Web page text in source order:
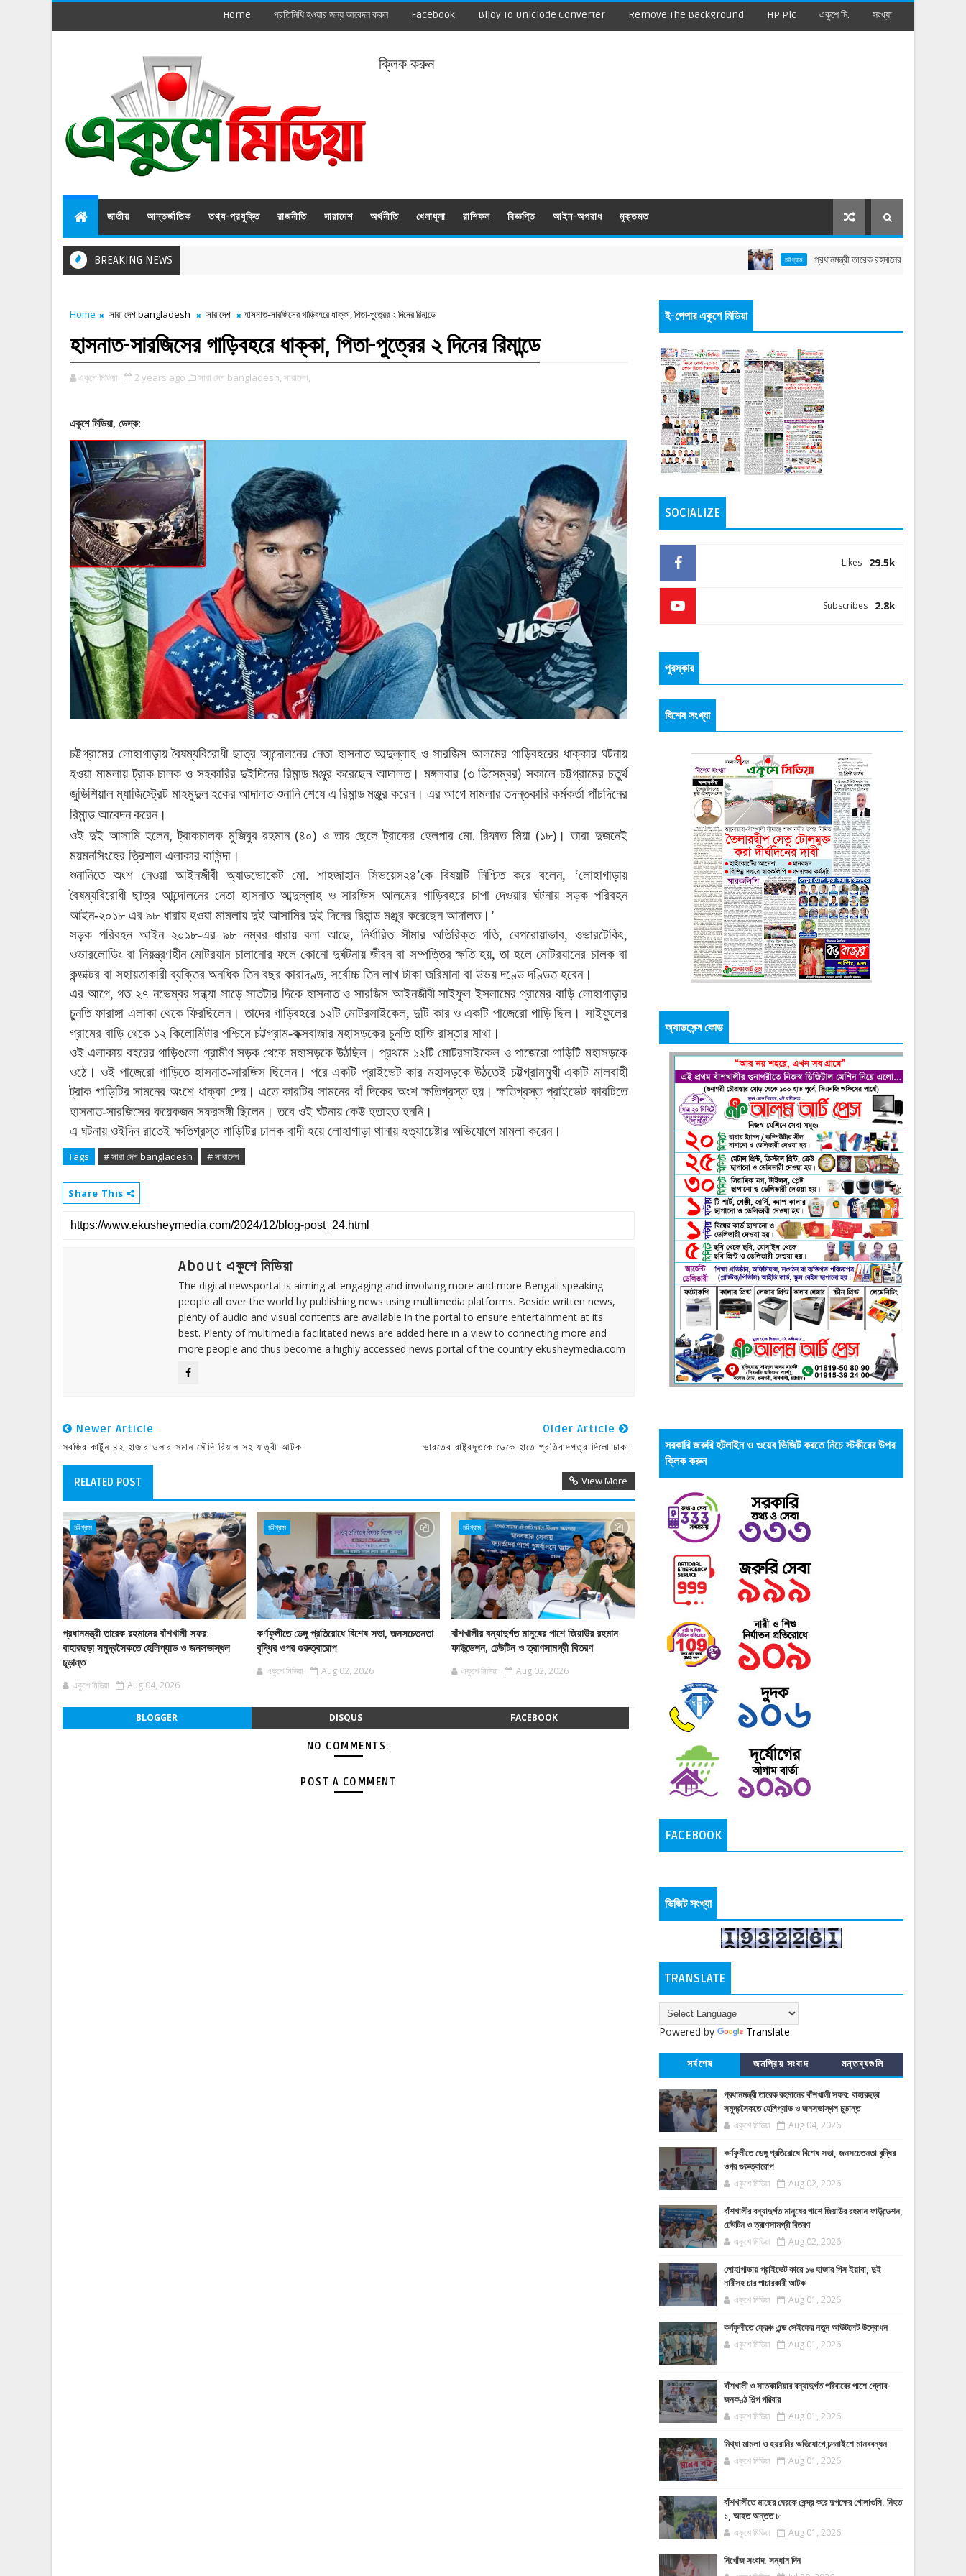
Home প্রতিনিধি হওয়ার জন্য আবেদন করুন Facebook Bijoy To Uniciode Converter Remove The Background HP Pic একুশে মি. সংখ্যা
ক্লিক করুন
জাতীয় আন্তর্জাতিক তথ্য-প্রযুক্তি রাজনীতি সারাদেশ অর্থনীতি খেলাধূলা রাশিফল বিজ্ঞপ্তি আইন-অপরাধ মুক্তমত
BREAKING NEWS চট্টগ্রাম প্রধানমন্ত্রী তারেক রহমানের বাঁশখালী সফর: বাহারছড়া
Home সারা দেশ bangladesh সারাদেশ হাসনাত-সারজিসের গাড়িবহরে ধাক্কা, পিতা-পুত্রের ২ দিনের রিমান্ডে
হাসনাত-সারজিসের গাড়িবহরে ধাক্কা, পিতা-পুত্রের ২ দিনের রিমান্ডে
একুশে মিডিয়া 2 years ago সারা দেশ bangladesh, সারাদেশ,
একুশে মিডিয়া, ডেস্ক:
চট্টগ্রামের লোহাগাড়ায় বৈষম্যবিরোধী ছাত্র আন্দোলনের নেতা হাসনাত আব্দুল্লাহ ও সারজিস আলমের গাড়িবহরের ধাক্কার ঘটনায়
হওয়া মামলায় ট্রাক চালক ও সহকারির দুইদিনের রিমান্ড মঞ্জুর করেছেন আদালত। মঙ্গলবার(৩ ডিসেম্বর)সকালে চট্টগ্রামের চতুর্থ
জুডিশিয়াল ম্যাজিস্ট্রেট মাহমুদুল হকের আদালত শুনানি শেষে এ রিমান্ড মঞ্জুর করেন। এর আগে মামলার তদন্তকারি কর্মকর্তা পাঁচদিনের
রিমান্ডআবেদনকরেন।
ওই দুই আসামি হলেন, ট্রাকচালক মুজিবুর রহমান(৪০) ও তার ছেলে ট্রাকের হেলপার মো.রিফাত মিয়া(১৮) । তারা দুজনেই
ময়মনসিংহের ত্রিশাল এলাকার বাসিন্দা।
শুনানিতে অংশ নেওয়া আইনজীবী অ্যাডভোকেট মো.শাহজাহান সিভয়েস২৪’কে বিষয়টি নিশ্চিত করে বলেন, ‘লোহাগাড়ায়
বৈষম্যবিরোধী ছাত্র আন্দোলনের নেতা হাসনাত আব্দুল্লাহ ও সারজিস আলমের গাড়িবহরে চাপা দেওয়ার ঘটনায় সড়ক পরিবহন
আইন-২০১৮ এর ৯৮ ধারায় হওয়া মামলায় দুই আসামির দুই দিনের রিমান্ড মঞ্জুর করেছেন আদালত। ’
সড়ক পরিবহন আইন ২০১৮-এর ৯৮ নম্বর ধারায় বলা আছে,নির্ধারিত সীমার অতিরিক্ত গতি, বেপরোয়াভাব, ওভারটেকিং,
ওভারলোডিং বা নিয়ন্ত্রণহীন মোটরযান চালানোর ফলে কোনো দুর্ঘটনায় জীবন বা সম্পত্তির ক্ষতি হয়,তা হলে মোটরযানের চালক বা
কন্ডাক্টর বা সহায়তাকারী ব্যক্তির অনধিক তিন বছর কারাদণ্ড, সর্বোচ্চ তিন লাখ টাকা জরিমানা বা উভয় দণ্ডে দণ্ডিত হবেন।
এর আগে, গত ২৭ নভেম্বর সন্ধ্যা সাড়ে সাতটার দিকে হাসনাত ও সারজিস আইনজীবী সাইফুল ইসলামের গ্রামের বাড়ি লোহাগাড়ার
চুনতি ফারাঙ্গা এলাকা থেকে ফিরছিলেন। তাদের গাড়িবহরে ১২টি মোটরসাইকেল,দুটি কার ও একটি পাজেরো গাড়ি ছিল। সাইফুলের
গ্রামের বাড়ি থেকে ১২ কিলোমিটার পশ্চিমে চট্টগ্রাম-কক্সবাজার মহাসড়কের চুনতি হাজি রাস্তার মাথা।
ওই এলাকায় বহরের গাড়িগুলো গ্রামীণ সড়ক থেকে মহাসড়কে উঠছিল। প্রথমে ১২টি মোটরসাইকেল ও পাজেরো গাড়িটি মহাসড়কে
ওঠে। ওই পাজেরো গাড়িতে হাসনাত-সারজিস ছিলেন। পরে একটি প্রাইভেট কার মহাসড়কে উঠতেই চট্টগ্রামমুখী একটি মালবাহী
ট্রাক গাড়িটির সামনের অংশে ধাক্কা দেয়। এতে কারটির সামনের বাঁ দিকের অংশ ক্ষতিগ্রস্ত হয়। ক্ষতিগ্রস্ত প্রাইভেট কারটিতে
হাসনাত-সারজিসের কয়েকজন সফরসঙ্গী ছিলেন। তবে ওই ঘটনায় কেউ হতাহত হননি।
এ ঘটনায় ওইদিন রাতেই ক্ষতিগ্রস্ত গাড়িটির চালক বাদী হয়ে লোহাগাড়া থানায় হত্যাচেষ্টার অভিযোগে মামলা করেন।
Tags # সারা দেশ bangladesh # সারাদেশ
Share This
About একুশে মিডিয়া
The digital newsportal is aiming at engaging and involving more and more Bengali speaking
people all over the world by publishing news using multimedia platforms. Beside written news,
plenty of audio and visual contents are available in the portal to ensure entertainment at its
best. Plenty of multimedia facilitated news are added here in a view to connecting more and
more people and thus become a highly accessed news portal of the country ekusheymedia.com
Newer Article
সবজির কার্টুন ৪২ হাজার ডলার সমান সৌদি রিয়াল সহ যাত্রী আটক
Older Article
ভারতের রাষ্ট্রদূতকে ডেকে হাতে প্রতিবাদপত্র দিলো ঢাকা
RELATED POST View More
চট্টগ্রাম
প্রধানমন্ত্রী তারেক রহমানের বাঁশখালী সফর:
বাহারছড়া সমুদ্রসৈকতে হেলিপ্যাড ও জনসভাস্থল
চূড়ান্ত
একুশে মিডিয়া Aug 04, 2026
চট্টগ্রাম
কর্ণফুলীতে ডেঙ্গু প্রতিরোধে বিশেষ সভা, জনসচেতনতা
বৃদ্ধির ওপর গুরুত্বারোপ
একুশে মিডিয়া Aug 02, 2026
চট্টগ্রাম
বাঁশখালীর বন্যাদুর্গত মানুষের পাশে জিয়াউর রহমান
ফাউন্ডেশন, ঢেউটিন ও ত্রাণসামগ্রী বিতরণ
একুশে মিডিয়া Aug 02, 2026
BLOGGER DISQUS FACEBOOK
NO COMMENTS:
POST A COMMENT
ই-পেপার একুশে মিডিয়া
SOCIALIZE
29.5k
Likes
2.8k
Subscribes
পুরস্কার
বিশেষ সংখ্যা
অ্যাডসেন্স কোড
সরকারি জরুরি হটলাইন ও ওয়েব ভিজিট করতে নিচে স্টকীরের উপর
ক্লিক করুন
FACEBOOK
ভিজিট সংখ্যা
TRANSLATE
Powered by Translate
সর্বশেষ জনপ্রিয় সংবাদ মন্তব্যগুলি
প্রধানমন্ত্রী তারেক রহমানের বাঁশখালী সফর: বাহারছড়া
সমুদ্রসৈকতে হেলিপ্যাড ও জনসভাস্থল চূড়ান্ত
একুশে মিডিয়া Aug 04, 2026
কর্ণফুলীতে ডেঙ্গু প্রতিরোধে বিশেষ সভা, জনসচেতনতা বৃদ্ধির
ওপর গুরুত্বারোপ
একুশে মিডিয়া Aug 02, 2026
বাঁশখালীর বন্যাদুর্গত মানুষের পাশে জিয়াউর রহমান ফাউন্ডেশন,
ঢেউটিন ও ত্রাণসামগ্রী বিতরণ
একুশে মিডিয়া Aug 02, 2026
লোহাগাড়ায় প্রাইভেট কারে ১৬ হাজার পিস ইয়াবা, দুই
নারীসহ চার পাচারকারী আটক
একুশে মিডিয়া Aug 01, 2026
কর্ণফুলীতে ফ্রেঞ্চ এন্ড সেইফের নতুন আউটলেট উদ্বোধন
একুশে মিডিয়া Aug 01, 2026
বাঁশখালী ও সাতকানিয়ার বন্যাদুর্গত পরিবারের পাশে গ্লোব-
জনকণ্ঠ শিল্প পরিবার
একুশে মিডিয়া Aug 01, 2026
মিথ্যা মামলা ও হয়রানির অভিযোগে চন্দনাইশে মানববন্ধন
একুশে মিডিয়া Aug 01, 2026
বাঁশখালীতে মাছের ঘেরকে কেন্দ্র করে দুপক্ষের গোলাগুলি: নিহত
১, আহত অন্তত ৮
একুশে মিডিয়া Aug 01, 2026
নিখোঁজ সংবাদ: সন্ধান দিন